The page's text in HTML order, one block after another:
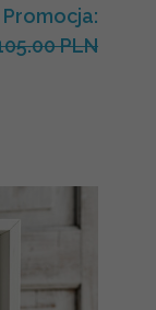
Promocja:
PLN